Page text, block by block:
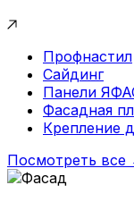
Профнастил
Сайдинг
Панели
Фасадная
Крепление
Посмотреть все